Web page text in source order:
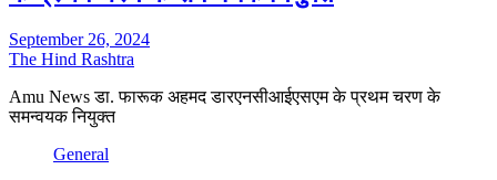
September 26, 2024
The Hind Rashtra
Amu News डा. फारूक अहमद डारएनसीआईएसएम के प्रथम चरण के
समन्वयक नियुक्त
General